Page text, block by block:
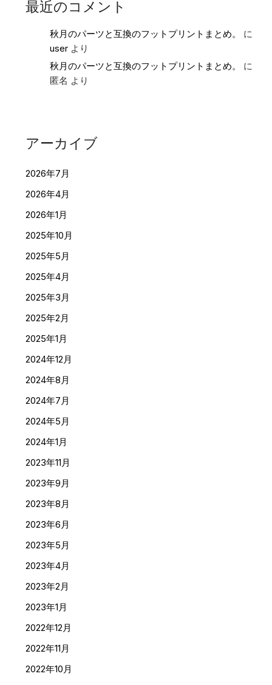
最近のコメント
秋月のパーツと互換のフットプリントまとめ。
に
user より
秋月のパーツと互換のフットプリントまとめ。
に
匿名 より
アーカイブ
2026年7月
2026年4月
2026年1月
2025年10月
2025年5月
2025年4月
2025年3月
2025年2月
2025年1月
2024年12月
2024年8月
2024年7月
2024年5月
2024年1月
2023年11月
2023年9月
2023年8月
2023年6月
2023年5月
2023年4月
2023年2月
2023年1月
2022年12月
2022年11月
2022年10月